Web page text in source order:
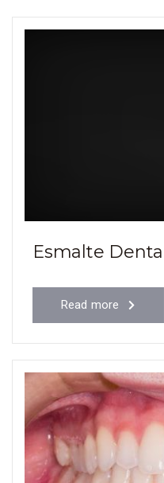
Esmalte Dental
Read more